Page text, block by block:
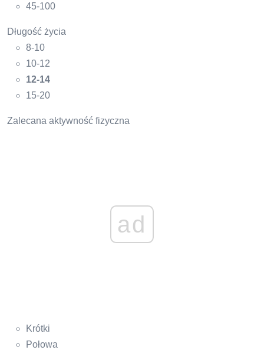
45-100
Długość życia
8-10
10-12
12-14
15-20
Zalecana aktywność fizyczna
ad
Krótki
Połowa